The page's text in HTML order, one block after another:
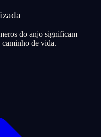
do anjo significam
caminho de vida.